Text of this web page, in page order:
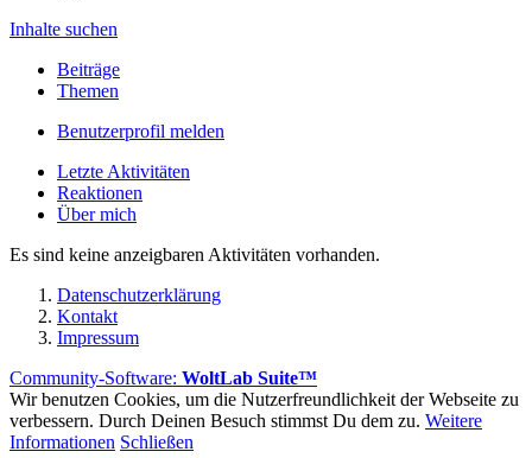
Inhalte suchen
Beiträge
Themen
Benutzerprofil melden
Letzte Aktivitäten
Reaktionen
Über mich
Es sind keine anzeigbaren Aktivitäten vorhanden.
Datenschutzerklärung
Kontakt
Impressum
Community-Software: WoltLab Suite™
Wir benutzen Cookies, um die Nutzerfreundlichkeit der Webseite zu
verbessern. Durch Deinen Besuch stimmst Du dem zu. Weitere
Informationen Schließen